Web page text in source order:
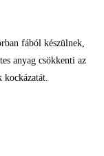
fából készülnek,
anyag csökkenti az